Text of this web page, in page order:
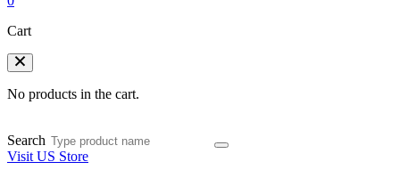
Cart
No products in the cart.
Search
Visit US Store